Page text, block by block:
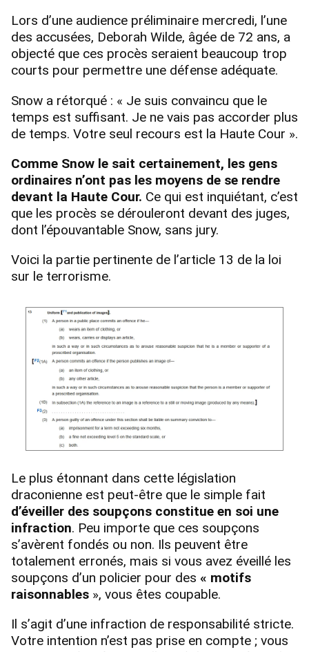
Lors d’une audience préliminaire mercredi, l’une
des accusées, Deborah Wilde, âgée de 72 ans, a
objecté que ces procès seraient beaucoup trop
courts pour permettre une défense adéquate.
Snow a rétorqué : « Je suis convaincu que le
temps est suffisant. Je ne vais pas accorder plus
de temps. Votre seul recours est la Haute Cour ».
Comme Snow le sait certainement, les gens
ordinaires n’ont pas les moyens de se rendre
devant la Haute Cour. Ce qui est inquiétant, c’est
que les procès se dérouleront devant des juges,
dont l’épouvantable Snow, sans jury.
Voici la partie pertinente de l’article 13 de la loi
sur le terrorisme.
Le plus étonnant dans cette législation
draconienne est peut-être que le simple fait
d’éveiller des soupçons constitue en soi une
infraction. Peu importe que ces soupçons
s’avèrent fondés ou non. Ils peuvent être
totalement erronés, mais si vous avez éveillé les
soupçons d’un policier pour des « motifs
raisonnables », vous êtes coupable.
Il s’agit d’une infraction de responsabilité stricte.
Votre intention n’est pas prise en compte ; vous